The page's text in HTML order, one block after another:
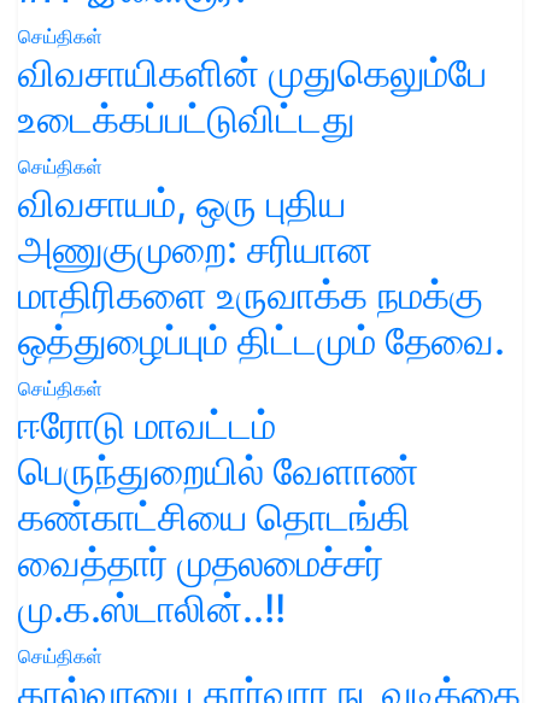
செய்திகள்
விவசாயிகளின் முதுகெலும்பே
உடைக்கப்பட்டுவிட்டது
செய்திகள்
விவசாயம், ஒரு புதிய
அணுகுமுறை: சரியான
மாதிரிகளை உருவாக்க நமக்கு
ஒத்துழைப்பும் திட்டமும் தேவை.
செய்திகள்
ஈரோடு மாவட்டம்
பெருந்துறையில் வேளாண்
கண்காட்சியை தொடங்கி
வைத்தார் முதலமைச்சர்
மு.க.ஸ்டாலின்..!!
செய்திகள்
கால்வாயை தூர்வார நடவடிக்கை